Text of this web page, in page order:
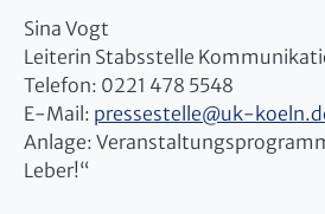
Sina Vogt
Leiterin Stabsstelle
Telefon: 0221 478 5548
E-Mail: pressestelle@uk-
Anlage:
Leber!“